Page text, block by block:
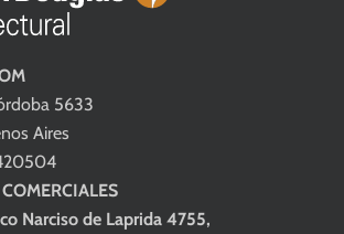
5633
Aires
Narciso de Laprida 4755,